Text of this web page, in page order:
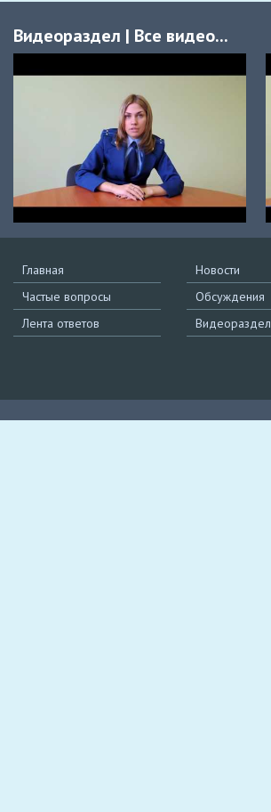
Видеораздел | Все видео...
Главная
Частые вопросы
Лента ответов
Новости
Обсуждения
Видеораздел